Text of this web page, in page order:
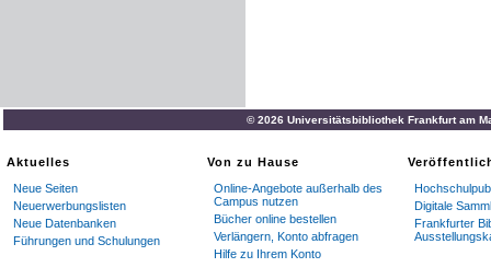
© 2026 Universitätsbibliothek Frankfurt am
Aktuelles
Neue Seiten
Neuerwerbungslisten
Neue Datenbanken
Führungen und Schulungen
Von zu Hause
Online-Angebote außerhalb des
Campus nutzen
Bücher online bestellen
Verlängern, Konto abfragen
Hilfe zu Ihrem Konto
Digitale
Frankfurter